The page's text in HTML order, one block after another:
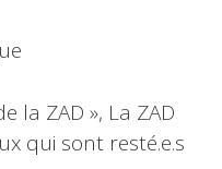
la ZAD », La ZAD
qui sont resté.e.s